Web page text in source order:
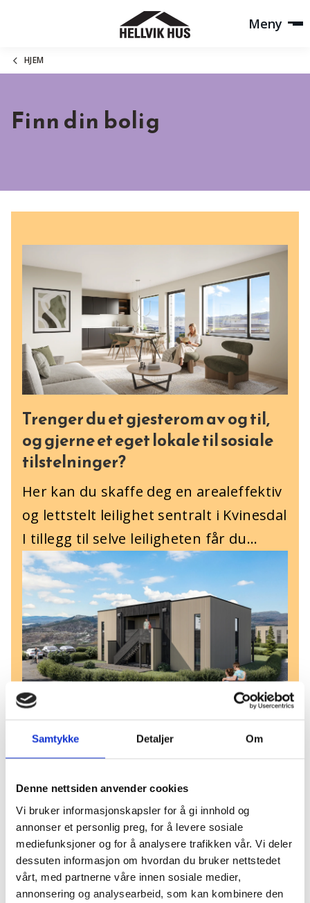
Samtykke Detaljer Om
Denne nettsiden anvender cookies
Vi bruker informasjonskapsler for å gi innhold og
annonser et personlig preg, for å levere sosiale
mediefunksjoner og for å analysere trafikken vår. Vi deler
dessuten informasjon om hvordan du bruker nettstedet
vårt, med partnerne våre innen sosiale medier,
annonsering og analysearbeid, som kan kombinere den
Meny
HJEM
Finn din bolig
Trenger du et gjesterom av og til,
og gjerne et eget lokale til sosiale
tilstelninger?
Her kan du skaffe deg en arealeffektiv
og lettstelt leilighet sentralt i Kvinesdal
I tillegg til selve leiligheten får du...
rimelige leiligheter: Bo godt! Enten
enklere, smarte og moderne
leiligheter for alle aldre.
På Hammarsland bygger vi leiligheter
for de som er i starten og vil inn på
boligmarkedet og for de som...